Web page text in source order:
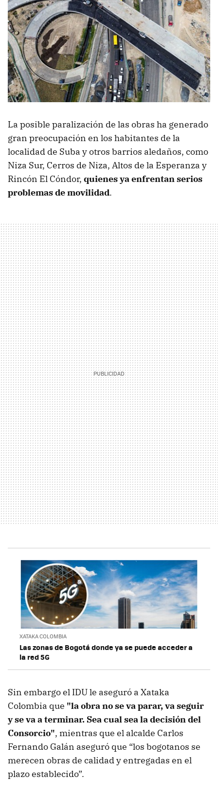
La posible paralización de las obras ha generado
gran preocupación en los habitantes de la
localidad de Suba y otros barrios aledaños, como
Niza Sur, Cerros de Niza, Altos de la Esperanza y
Rincón El Cóndor, quienes ya enfrentan serios
problemas de movilidad.
XATAKA COLOMBIA
Las zonas de Bogotá donde ya se puede acceder a
la red 5G
Sin embargo el IDU le aseguró a Xataka
Colombia que "la obra no se va parar, va seguir
y se va a terminar. Sea cual sea la decisión del
Consorcio", mientras que el alcalde Carlos
Fernando Galán aseguró que “los bogotanos se
merecen obras de calidad y entregadas en el
plazo establecido”.